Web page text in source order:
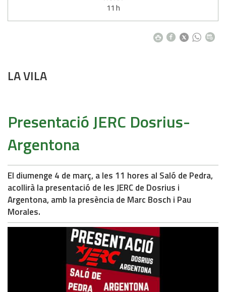
LA VILA
Presentació JERC Dosrius-
Argentona
El diumenge 4 de març, a les 11 hores al Saló de Pedra,
acollirà la presentació de les JERC de Dosrius i
Argentona, amb la presència de Marc Bosch i Pau
Morales.
11 h